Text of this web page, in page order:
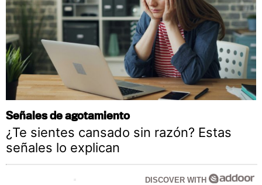
Señales de agotamiento
¿Te sientes cansado sin razón? Estas
señales lo explican
DISCOVER WITH